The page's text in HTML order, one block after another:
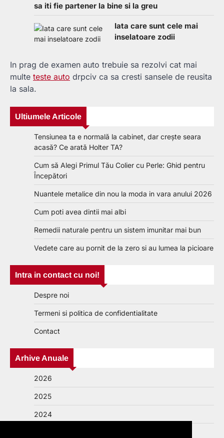
sa iti fie partener la bine si la greu
Iata care sunt cele mai
inselatoare zodii
In prag de examen auto trebuie sa rezolvi cat mai
multe teste auto drpciv ca sa cresti sansele de reusita
la sala.
Ultiumele Articole
Tensiunea ta e normală la cabinet, dar crește seara
acasă? Ce arată Holter TA?
Cum să Alegi Primul Tău Colier cu Perle: Ghid pentru
Începători
Nuantele metalice din nou la moda in vara anului 2026
Cum poti avea dintii mai albi
Remedii naturale pentru un sistem imunitar mai bun
Vedete care au pornit de la zero si au lumea la picioare
Intra in contact cu noi!
Despre noi
Termeni si politica de confidentialitate
Contact
Arhive Anuale
2026
2025
2024